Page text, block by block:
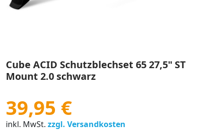
Cube ACID Schutzblechset 65 27,5" ST
Mount 2.0 schwarz
39,95 €
inkl. MwSt. zzgl. Versandkosten